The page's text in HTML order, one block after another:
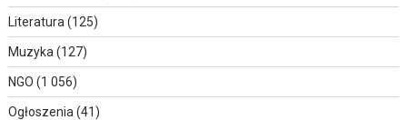
Literatura (125)
Muzyka (127)
NGO (1 056)
Ogłoszenia (41)